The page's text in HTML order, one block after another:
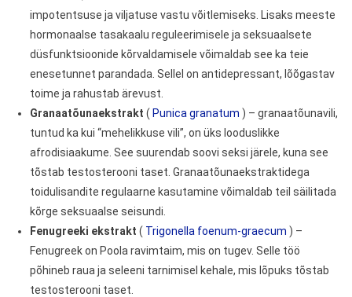
impotentsuse ja viljatuse vastu võitlemiseks. Lisaks meeste
hormonaalse tasakaalu reguleerimisele ja seksuaalsete
düsfunktsioonide kõrvaldamisele võimaldab see ka teie
enesetunnet parandada. Sellel on antidepressant, lõõgastav
toime ja rahustab ärevust.
Granaatõunaekstrakt ( Punica granatum ) – granaatõunavili,
tuntud ka kui “mehelikkuse vili”, on üks looduslikke
afrodisiaakume. See suurendab soovi seksi järele, kuna see
tõstab testosterooni taset. Granaatõunaekstraktidega
toidulisandite regulaarne kasutamine võimaldab teil säilitada
kõrge seksuaalse seisundi.
Fenugreeki ekstrakt ( Trigonella foenum-graecum ) –
Fenugreek on Poola ravimtaim, mis on tugev. Selle töö
põhineb raua ja seleeni tarnimisel kehale, mis lõpuks tõstab
testosterooni taset.